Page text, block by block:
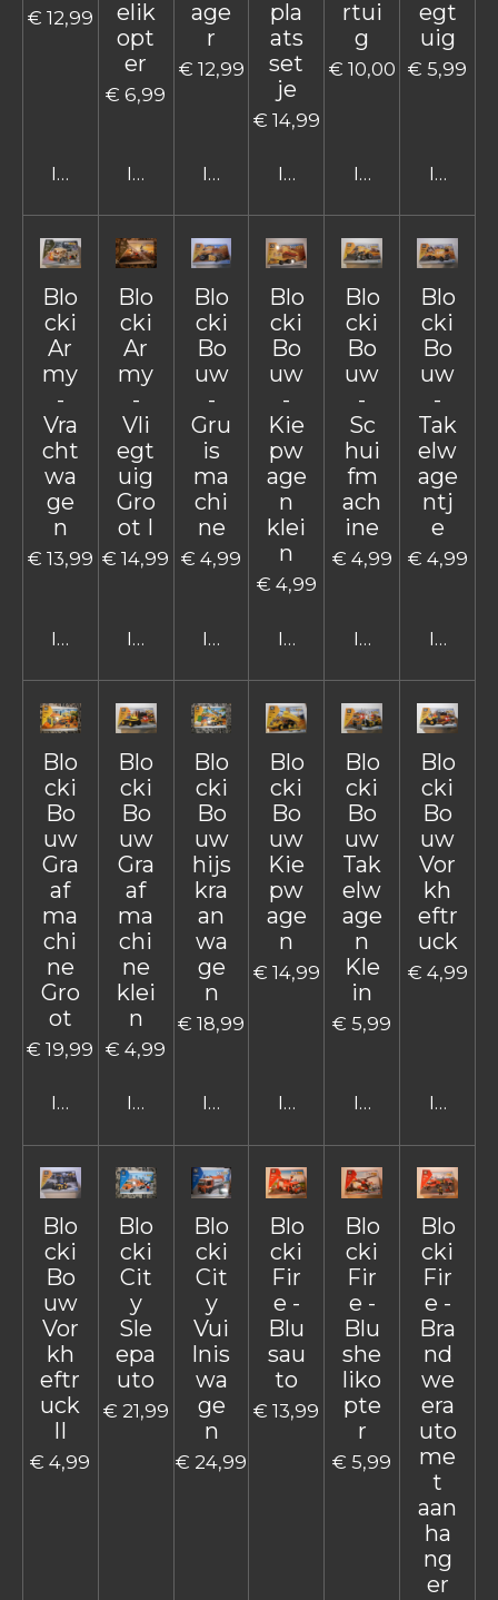
€ 12,99
In winkelwagen
elik
opt
er
€ 6,99
In winkelwagen
age
r
€ 12,99
In winkelwagen
pla
ats
set
je
€ 14,99
In winkelwagen
rtui
g
€ 10,00
In
egt
uig
€ 5,99
In
Blo
cki
Ar
my
-
Vra
cht
wa
ge
n
€ 13,99
In winkelwagen
Blo
cki
Ar
my
-
Vli
egt
uig
Gro
ot I
€ 14,99
In winkelwagen
Blo
cki
Bo
uw
-
Gru
is
ma
chi
ne
€ 4,99
In winkelwagen
Blo
cki
Bo
uw
-
Kie
pw
age
n
klei
n
€ 4,99
In winkelwagen
Blo
cki
Bo
uw
-
Sc
hui
fm
ach
ine
€ 4,99
In
Blo
cki
Bo
uw
-
Tak
elw
age
ntj
e
€ 4,99
In
Blo
cki
Bo
uw
Gra
af
ma
chi
ne
Gro
ot
€ 19,99
In winkelwagen
Blo
cki
Bo
uw
Gra
af
ma
chi
ne
klei
n
€ 4,99
In winkelwagen
Blo
cki
Bo
uw
hijs
kra
an
wa
ge
n
€ 18,99
In winkelwagen
Blo
cki
Bo
uw
Kie
pw
age
n
€ 14,99
In winkelwagen
Blo
cki
Bo
uw
Tak
elw
age
n
Kle
in
€ 5,99
In
Blo
cki
Bo
uw
Vor
kh
eftr
uck
€ 4,99
In
Blo
cki
Bo
uw
Vor
kh
eftr
uck
€ 4,99
Blo
cki
Cit
y
Sle
epa
uto
€ 21,99
Blo
cki
Cit
y
Vui
lnis
wa
ge
n
€ 24,99
Blo
cki
Fir
e -
Blu
sau
to
€ 13,99
Blo
cki
Fir
e -
Blu
she
liko
pte
r
€ 5,99
Blo
cki
Fir
e -
Bra
nd
we
era
uto
me
t
aan
ha
ng
er